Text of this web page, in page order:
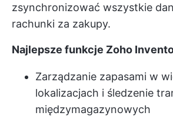
zsynchronizować wszystkie
rachunki za zakupy.
Najlepsze funkcje Zoho
Zarządzanie zapasami w
lokalizacjach i śledzenie
międzymagazynowych